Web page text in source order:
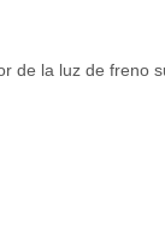
de la luz de freno